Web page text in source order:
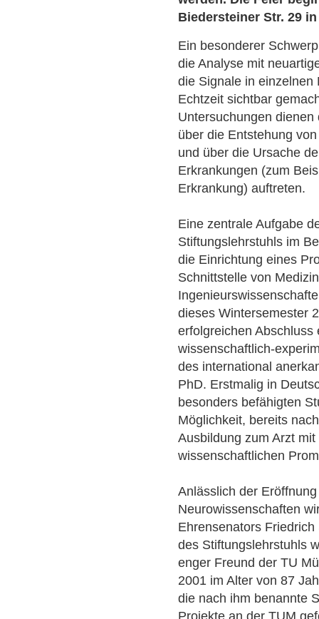
Biedersteiner Str. 29
Ein besonderer
die Analyse mit
die Signale in
Echtzeit sichtbar
Untersuchungen
über die Entstehung
und über die Ursache
Erkrankungen (zum
Erkrankung) auftreten.
Eine zentrale Aufgabe
Stiftungslehrstuhls im
die Einrichtung eines
Schnittstelle von
dieses Wintersemester
erfolgreichen
wissenschaftlich-
des international
PhD. Erstmalig in
besonders befähigten
Möglichkeit, bereits
Ausbildung zum Arzt
wissenschaftlichen
Anlässlich der
Neurowissenschaften
Ehrensenators
des Stiftungslehrstuhls
enger Freund der TU
2001 im Alter von 87
die nach ihm benannte
Projekte an der TUM